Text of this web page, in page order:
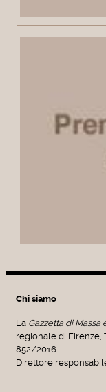
Chi siamo
La Gazzetta di Massa
regionale di Firenze,
852/2016
Direttore